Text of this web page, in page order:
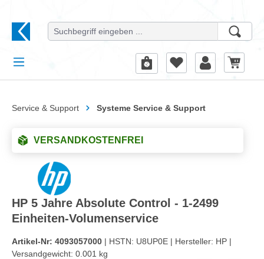
Service & Support Systeme Service & Support
VERSANDKOSTENFREI
HP 5 Jahre Absolute Control - 1-2499
Einheiten-Volumenservice
Artikel-Nr: 4093057000 | HSTN: U8UP0E | Hersteller: HP |
Versandgewicht: 0.001 kg